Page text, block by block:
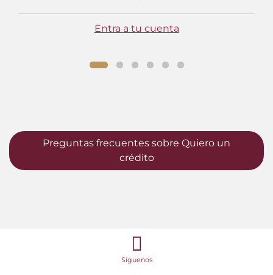
Entra a tu cuenta
Preguntas frecuentes sobre Quiero un
crédito
Síguenos